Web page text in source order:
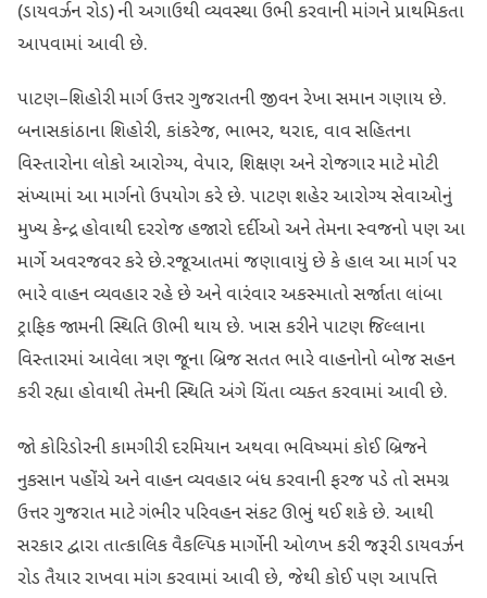
(ડાયવર્ઝન રોડ) ની અગાઉથી વ્યવસ્થા ઉભી કરવાની માંગને પ્રાથમિકતા
આપવામાં આવી છે.
પાટણ–શિહોરી માર્ગ ઉત્તર ગુજરાતની જીવન રેખા સમાન ગણાય છે.
બનાસકાંઠાના શિહોરી, કાંકરેજ, ભાભર, થરાદ, વાવ સહિતના
વિસ્તારોના લોકો આરોગ્ય, વેપાર, શિક્ષણ અને રોજગાર માટે મોટી
સંખ્યામાં આ માર્ગનો ઉપયોગ કરે છે. પાટણ શહેર આરોગ્ય સેવાઓનું
મુખ્ય કેન્દ્ર હોવાથી દરરોજ હજારો દર્દીઓ અને તેમના સ્વજનો પણ આ
માર્ગે અવરજવર કરે છે.રજૂઆતમાં જણાવાયું છે કે હાલ આ માર્ગ પર
ભારે વાહન વ્યવહાર રહે છે અને વારંવાર અકસ્માતો સર્જાતા લાંબા
ટ્રાફિક જામની સ્થિતિ ઊભી થાય છે. ખાસ કરીને પાટણ જિલ્લાના
વિસ્તારમાં આવેલા ત્રણ જૂના બ્રિજ સતત ભારે વાહનોનો બોજ સહન
કરી રહ્યા હોવાથી તેમની સ્થિતિ અંગે ચિંતા વ્યક્ત કરવામાં આવી છે.
જો કોરિડોરની કામગીરી દરમિયાન અથવા ભવિષ્યમાં કોઈ બ્રિજને
નુકસાન પહોંચે અને વાહન વ્યવહાર બંધ કરવાની ફરજ પડે તો સમગ્ર
ઉત્તર ગુજરાત માટે ગંભીર પરિવહન સંકટ ઊભું થઈ શકે છે. આથી
સરકાર દ્વારા તાત્કાલિક વૈકલ્પિક માર્ગોની ઓળખ કરી જરૂરી ડાયવર્ઝન
રોડ તૈયાર રાખવા માંગ કરવામાં આવી છે, જેથી કોઈ પણ આપત્તિ